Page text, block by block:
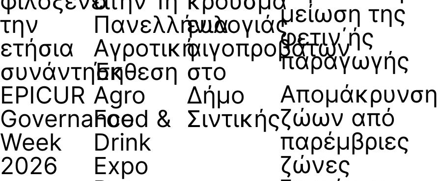
την
ετήσια
συνάντηση
EPICUR
Governance
Week
2026
Πανελλήνια
Αγροτική
Έκθεση
Agro
Food &
Drink
Expo
ευλογιάς
αιγοπροβάτων
στο
Δήμο
Σιντικής
μείωση της
φετιν΄ής
παραγωγής
Απομάκρυνση
ζώων από
παρέμβριες
ζώνες